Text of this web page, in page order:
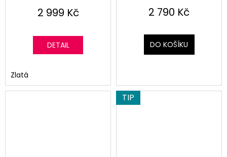
2 999 Kč
DETAIL
Zlatá
2 790 Kč
DO KOŠÍKU
TIP